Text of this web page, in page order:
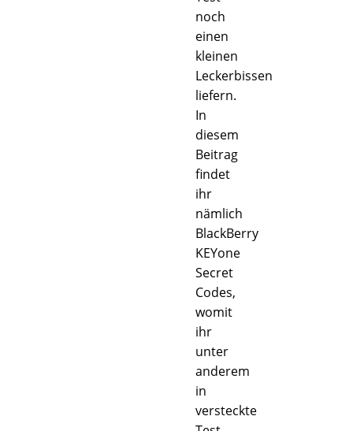
noch
einen
kleinen
Leckerbissen
liefern.
In
diesem
Beitrag
findet
ihr
nämlich
BlackBerry
KEYone
Secret
Codes,
womit
ihr
unter
anderem
in
versteckte